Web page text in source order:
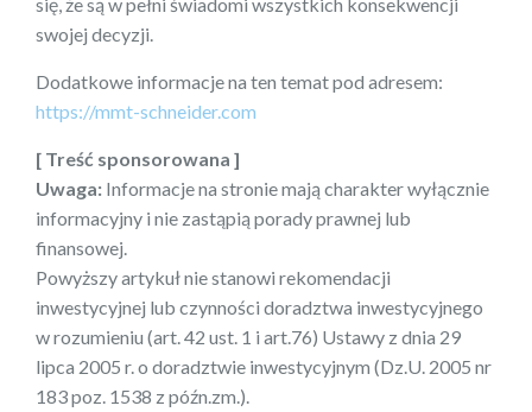
swojej decyzji.
Dodatkowe informacje na ten temat pod adresem:
https://mmt-schneider.com
[ Treść sponsorowana ]
Uwaga: Informacje na stronie mają charakter wyłącznie
informacyjny i nie zastąpią porady prawnej lub
finansowej.
Powyższy artykuł nie stanowi rekomendacji
inwestycyjnej lub czynności doradztwa inwestycyjnego
w rozumieniu (art. 42 ust. 1 i art.76) Ustawy z dnia 29
lipca 2005 r. o doradztwie inwestycyjnym (Dz.U. 2005 nr
183 poz. 1538 z późn.zm.).